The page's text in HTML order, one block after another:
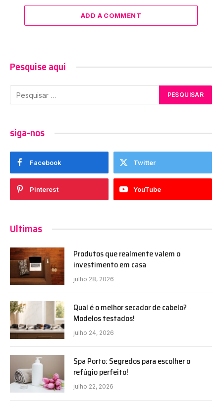
ADD A COMMENT
Pesquise aqui
siga-nos
Facebook Twitter
Pinterest YouTube
Ultimas
Produtos que realmente valem o
investimento em casa
julho 28, 2026
Qual é o melhor secador de cabelo?
Modelos testados!
julho 24, 2026
Spa Porto: Segredos para escolher o
refúgio perfeito!
julho 22, 2026